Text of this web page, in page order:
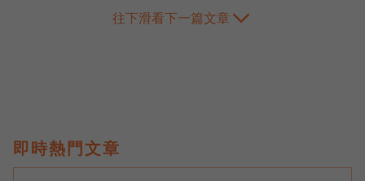
往下滑看下一篇文章
即時熱門文章